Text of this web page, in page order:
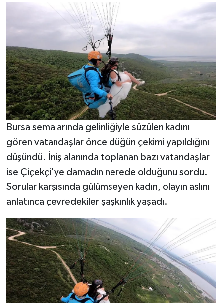
Bursa semalarında gelinliğiyle süzülen kadını
gören vatandaşlar önce düğün çekimi yapıldığını
düşündü. İniş alanında toplanan bazı vatandaşlar
ise Çiçekçi'ye damadın nerede olduğunu sordu.
Sorular karşısında gülümseyen kadın, olayın aslını
anlatınca çevredekiler şaşkınlık yaşadı.